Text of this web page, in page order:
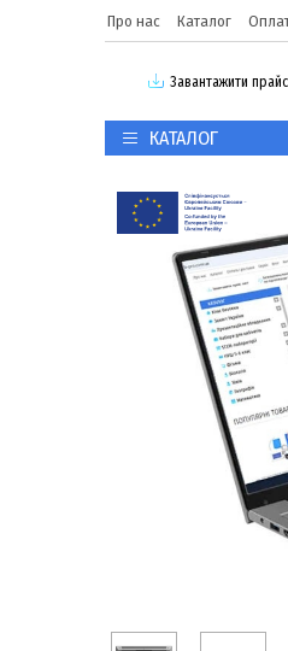
Про нас Каталог
3авантажити
КАТАЛОГ